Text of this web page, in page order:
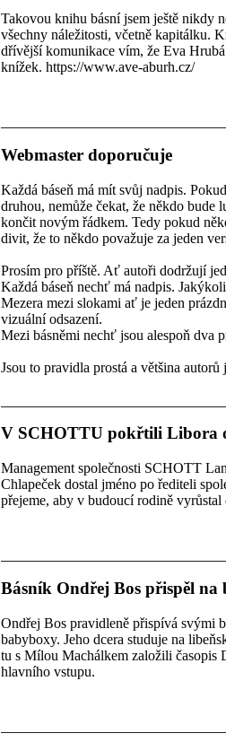
Takovou knihu básní jsem ještě nikdy
všechny náležitosti, včetně kapitálku.
dřívější komunikace vím, že Eva
knížek. https://www.ave-aburh.cz/
Webmaster doporučuje
Každá báseň má mít svůj nadpis.
druhou, nemůže čekat, že někdo bude
končit novým řádkem. Tedy pokud
divit, že to někdo považuje za jeden
Prosím pro příště. Ať autoři dodržují
Každá báseň nechť má nadpis.
Mezera mezi slokami ať je jeden
vizuální odsazení.
Mezi básněmi nechť jsou alespoň dva
Jsou to pravidla prostá a většina
V SCHOTTU pokřtili Libora
Management společnosti SCHOTT
Chlapeček dostal jméno po řediteli
přejeme, aby v budoucí rodině
Básník Ondřej Bos přispěl na
Ondřej Bos pravidleně přispívá svými
babyboxy. Jeho dcera studuje na
tu s Mílou Machálkem založili časopis
hlavního vstupu.